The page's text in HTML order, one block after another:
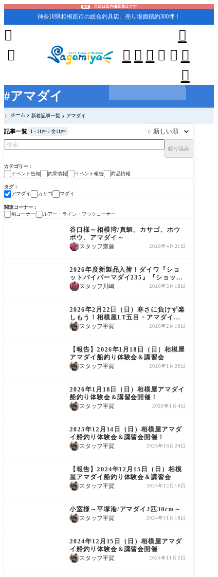
#アマダイ
重要 当店は店内撮影禁止です
神奈川県相模原市の総合釣具店。売り場面積約300坪！
    





 ホーム 新着記事一覧 アマダイ
記事一覧 1 - 11件 / 全11件 
絞り込み
カテゴリー
イベント告知
釣果情報 イベント報告 商品情報
タグ
アマダイ
カサゴ マダイ
関連コーナー
船コーナー
ルアー・ライン・フックコーナー
谷口様～相模湾/真鯛、カサゴ、ホウ
ボウ、アマダイ～
スタッフ齋藤 2026年4月21日
2026年度新製品入荷！ダイワ『ショ
ットバイパーマダイ235』『ショット
バイパーマダイ255』
スタッフ川嶋 2026年3月18日
2026年2月22日（日）寒さに負けず楽
しもう！相模屋LT五目・アマダイ船
釣り体験会
スタッフ平賀 2026年2月10日
【報告】2026年1月18日（日）相模屋
アマダイ船釣り体験会＆講習会
スタッフ平賀 2026年1月20日
2026年1月18日（日）相模屋アマダイ
船釣り体験会＆講習会開催！
スタッフ平賀 2026年1月4日
2025年12月14日（日）相模屋アマダ
イ船釣り体験会＆講習会開催！
スタッフ平賀 2025年10月24日
【報告】2024年12月15日（日）相模
屋アマダイ船釣り体験会＆講習会
スタッフ平賀 2024年12月16日
小室様～平塚港/アマダイ2匹30cm～
スタッフ平賀 2024年11月18日
2024年12月15日（日）相模屋アマダ
イ船釣り体験会＆講習会開催
スタッフ平賀 2024年11月2日